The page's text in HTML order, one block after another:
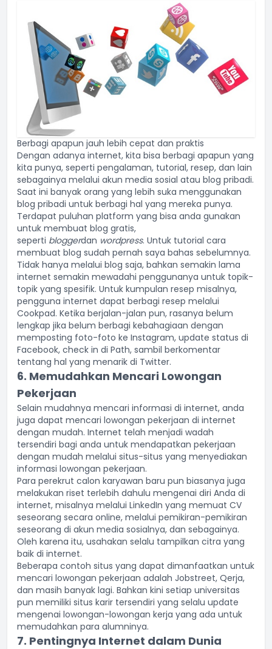
Berbagi apapun jauh lebih cepat dan praktis
Dengan adanya internet, kita bisa berbagi apapun yang
kita punya, seperti pengalaman, tutorial, resep, dan lain
sebagainya melalui akun media sosial atau blog pribadi.
Saat ini banyak orang yang lebih suka menggunakan
blog pribadi untuk berbagi hal yang mereka punya.
Terdapat puluhan platform yang bisa anda gunakan
untuk membuat blog gratis,
seperti bloggerdan wordpress. Untuk tutorial cara
membuat blog sudah pernah saya bahas sebelumnya.
Tidak hanya melalui blog saja, bahkan semakin lama
internet semakin mewadahi penggunanya untuk topik-
topik yang spesifik. Untuk kumpulan resep misalnya,
pengguna internet dapat berbagi resep melalui
Cookpad. Ketika berjalan-jalan pun, rasanya belum
lengkap jika belum berbagi kebahagiaan dengan
memposting foto-foto ke Instagram, update status di
Facebook, check in di Path, sambil berkomentar
tentang hal yang menarik di Twitter.
6. Memudahkan Mencari Lowongan
Pekerjaan
Selain mudahnya mencari informasi di internet, anda
juga dapat mencari lowongan pekerjaan di internet
dengan mudah. Internet telah menjadi wadah
tersendiri bagi anda untuk mendapatkan pekerjaan
dengan mudah melalui situs-situs yang menyediakan
informasi lowongan pekerjaan.
Para perekrut calon karyawan baru pun biasanya juga
melakukan riset terlebih dahulu mengenai diri Anda di
internet, misalnya melalui LinkedIn yang memuat CV
seseorang secara online, melalui pemikiran-pemikiran
seseorang di akun media sosialnya, dan sebagainya.
Oleh karena itu, usahakan selalu tampilkan citra yang
baik di internet.
Beberapa contoh situs yang dapat dimanfaatkan untuk
mencari lowongan pekerjaan adalah Jobstreet, Qerja,
dan masih banyak lagi. Bahkan kini setiap universitas
pun memiliki situs karir tersendiri yang selalu update
mengenai lowongan-lowongan kerja yang ada untuk
memudahkan para alumninya.
7. Pentingnya Internet dalam Dunia